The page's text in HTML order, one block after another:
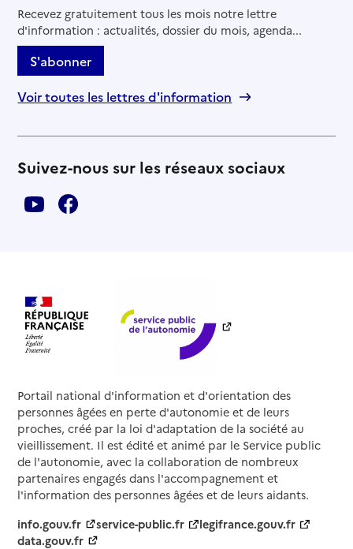
Recevez gratuitement tous les mois notre lettre
d'information : actualités, dossier du mois, agenda...
S'abonner
Voir toutes les lettres d'information
Suivez-nous sur les réseaux sociaux
Portail national d'information et d'orientation des
personnes âgées en perte d'autonomie et de leurs
proches, créé par la loi d'adaptation de la société au
vieillissement. Il est édité et animé par le Service public
de l'autonomie, avec la collaboration de nombreux
partenaires engagés dans l'accompagnement et
l'information des personnes âgées et de leurs aidants.
info.gouv.fr
service-public.fr
legifrance.gouv.fr
data.gouv.fr